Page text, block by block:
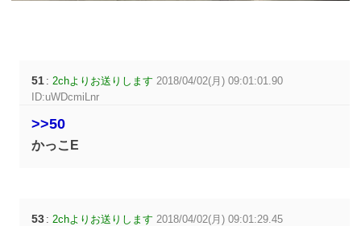
51 : 2chよりお送りします 2018/04/02(月) 09:01:01.90
ID:uWDcmiLnr
>>50
かっこE
53 : 2chよりお送りします 2018/04/02(月) 09:01:29.45